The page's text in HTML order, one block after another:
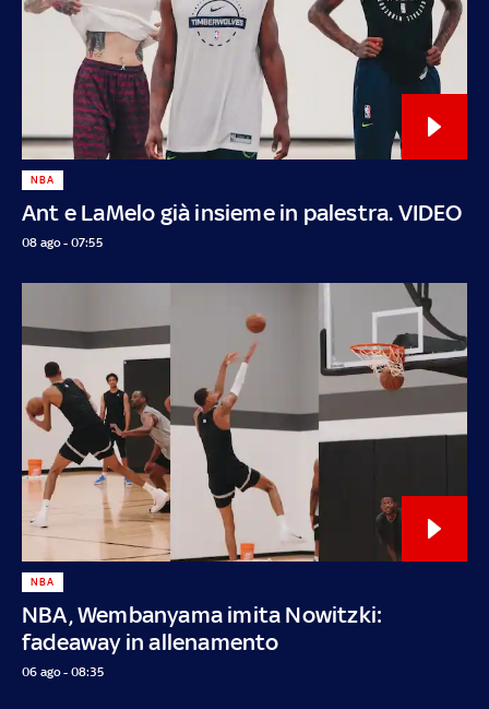
Ant e LaMelo già insieme in palestra. VIDEO
NBA
08 ago - 07:55
NBA, Wembanyama imita Nowitzki:
fadeaway in allenamento
NBA
06 ago - 08:35